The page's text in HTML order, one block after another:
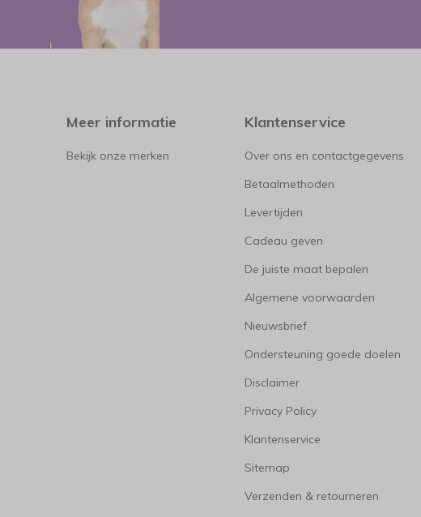
Meer informatie
Bekijk onze merken
Klantenservice
Over ons en contactgegevens
Betaalmethoden
Levertijden
Cadeau geven
De juiste maat bepalen
Algemene voorwaarden
Nieuwsbrief
Ondersteuning goede doelen
Disclaimer
Privacy Policy
Klantenservice
Sitemap
Verzenden & retourneren